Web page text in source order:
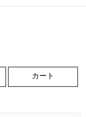
カート